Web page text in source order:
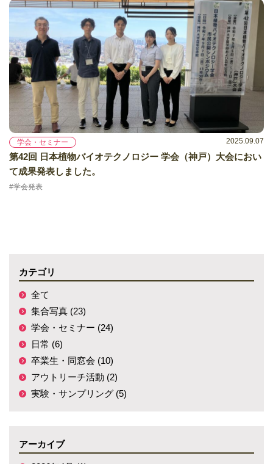
学会・セミナー 2025.09.07
第42回 日本植物バイオテクノロジー 学会（神戸）大会におい
て成果発表しました。
#学会発表
カテゴリ
全て
集合写真 (23)
学会・セミナー (24)
日常 (6)
卒業生・同窓会 (10)
アウトリーチ活動 (2)
実験・サンプリング (5)
アーカイブ